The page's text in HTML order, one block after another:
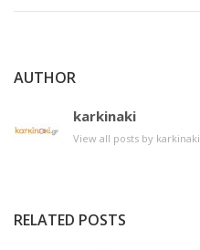
AUTHOR
karkinaki
View all posts by karkinaki
RELATED POSTS